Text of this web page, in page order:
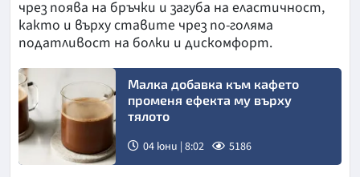
чрез поява на бръчки и загуба на еластичност,
както и върху ставите чрез по-голяма
податливост на болки и дискомфорт.
Малка добавка към кафето
променя ефекта му върху
тялото
04 юни | 8:02 5186